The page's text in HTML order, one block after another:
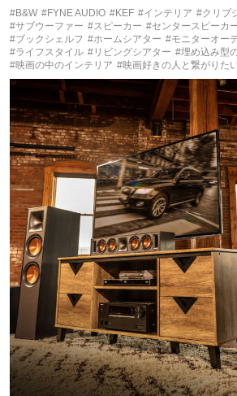
#B&W #FYNE AUDIO #KEF #インテリア #クリプ
#サブウーファー #スピーカー #センタースピーカ
#ブックシェルフ #ホームシアター #モニターオー
#ライフスタイル #リビングシアター #埋め込み型
#映画の中のインテリア #映画好きの人と繋がりた